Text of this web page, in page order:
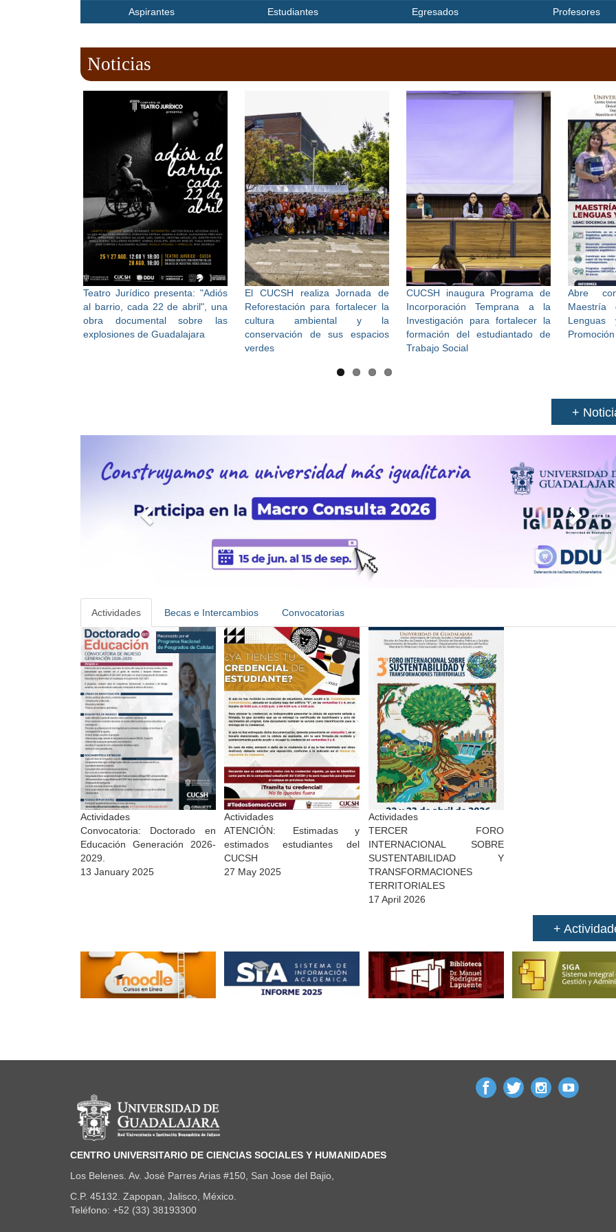
Aspirantes Estudiantes Egresados Profesores
Noticias
Teatro Jurídico presenta: "Adiós
al barrio, cada 22 de abril", una
obra documental sobre las
explosiones de Guadalajara
El CUCSH realiza Jornada de
Reforestación para fortalecer la
cultura ambiental y la
conservación de sus espacios
verdes
CUCSH inaugura Programa de
Incorporación Temprana a la
Investigación para fortalecer la
formación del estudiantado de
Trabajo Social
Abre
Lenguas
Promoción
+
r
e
i
x
Actividades Becas e Intercambios Convocatorias
Actividades
Convocatoria: Doctorado en
Educación Generación 2026-
2029.
13 January 2025
Actividades
ATENCIÓN: Estimadas y
estimados estudiantes del
CUCSH
27 May 2025
Actividades
TERCER FORO
INTERNACIONAL SOBRE
SUSTENTABILIDAD Y
TRANSFORMACIONES
TERRITORIALES
17 April 2026
+
Información del portal
CENTRO UNIVERSITARIO DE CIENCIAS SOCIALES Y HUMANIDADES
Los Belenes. Av. José Parres Arias #150, San Jose del Bajio,
C.P. 45132. Zapopan, Jalisco, México.
Teléfono: +52 (33) 38193300